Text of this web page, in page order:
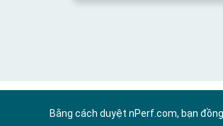
Bằng cách duyệt nPerf.com, bạn